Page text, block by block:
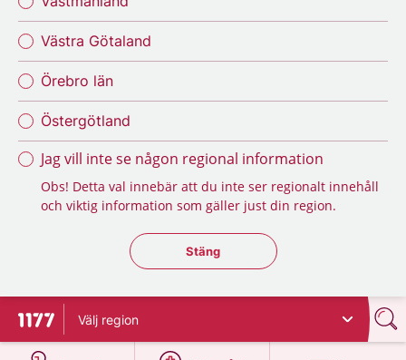
Västra Götaland
Örebro län
Östergötland
Jag vill inte se någon regional information
Obs! Detta val innebär att du inte ser regionalt innehåll
och viktig information som gäller just din region.
Stäng regionsväljaren
Stäng
Till startsidan för 1177
Välj region
på 1177.se
på 1177.se